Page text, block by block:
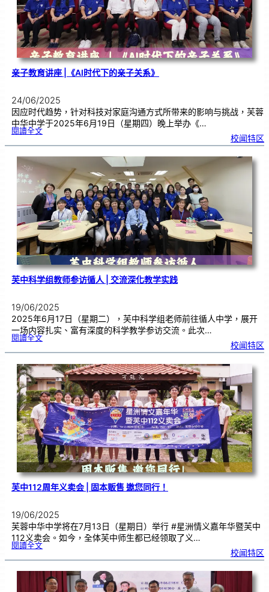
亲子教育讲座 |《AI时代下的亲子关系》
24/06/2025
因应时代趋势，针对科技对家庭沟通方式所带来的影响与挑战，芙蓉
中华中学于2025年6月19日（星期四）晚上举办《…
閱讀全文:亲
育
座
|《
代
下
的
亲
子
关
系
》
校闻特区
芙中科学组教师参访循人 | 交流深化教学实践
19/06/2025
2025年6月17日（星期二），芙中科学组老师前往循人中学，展开
一场内容扎实、富有深度的科学教学参访交流。此次…
閱讀全文:芙
科
学
教
师
访
循
人
|交
流
深
化
教
学
实
践
校闻特区
芙中112周年义卖会 | 固本贩售 邀您同行！
19/06/2025
芙蓉中华中学将在7月13日（星期日）举行 #星洲情义嘉年华暨芙中
112义卖会。如今，全体芙中师生都已经领取了义…
閱讀全文:芙
1
周
年
义
卖
会
校闻特区